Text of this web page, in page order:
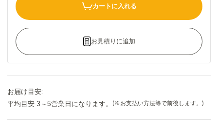
カートに入れる
お見積りに追加
お届け目安:
平均目安 3～5営業日になります。
(※お支払い方法等で前後します。)